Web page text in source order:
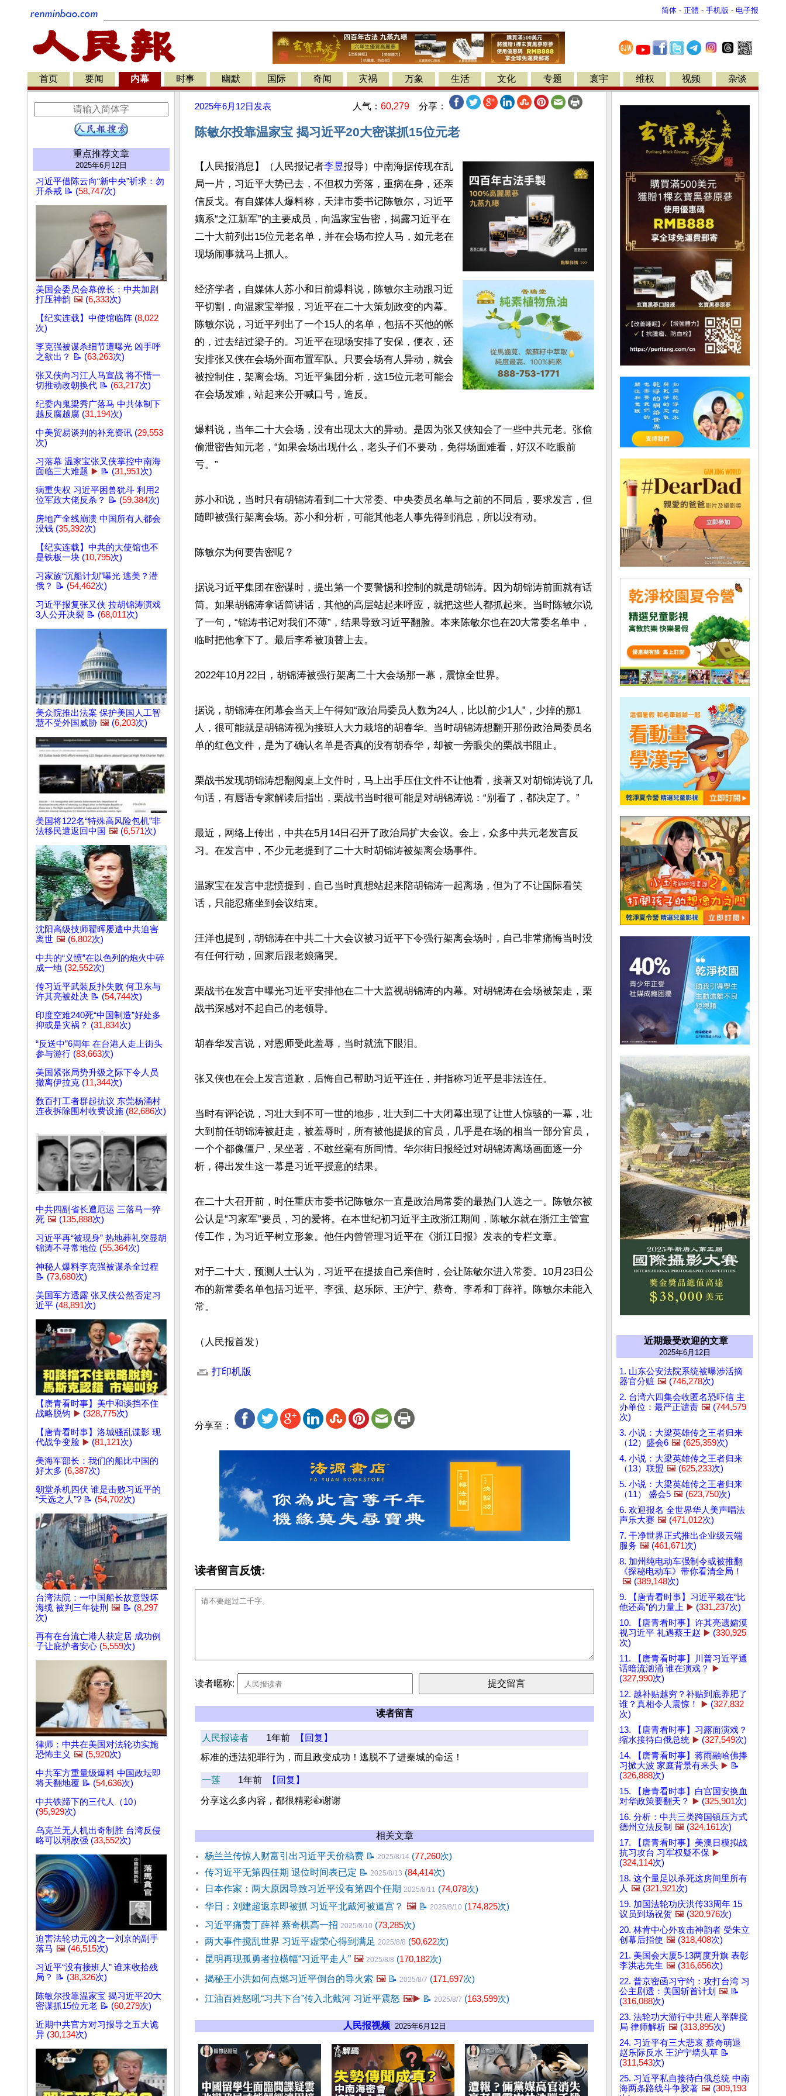
简体 - 正體 - 手机版 - 电子报
首页 要闻 内幕 时事 幽默 国际 奇闻 灾祸 万象 生活 文化 专题 寰宇 维权 视频 杂谈
重点推荐文章
2025年6月12日
习近平借陈云向“新中央”祈求：勿
开杀戒 📝 (58,747次)
美国会委员会幕僚长：中共加剧
打压神韵 🖼️ (6,333次)
【纪实连载】中使馆临阵 (8,022
次)
李克强被谋杀细节遭曝光 凶手呼
之欲出？ 📝 (63,263次)
张又侠向习江人马宣战 将不惜一
切推动改朝换代 📝 (63,217次)
纪委内鬼梁秀广落马 中共体制下
越反腐越腐 (31,194次)
中美贸易谈判的补充资讯 (29,553
次)
习落幕 温家宝张又侠掌控中南海
面临三大难题 ▶️ 📝 (31,951次)
病重失权 习近平困兽犹斗 利用2
位军政大佬反杀？ 📝 (59,384次)
房地产全线崩溃 中国所有人都会
没钱 (35,392次)
【纪实连载】中共的大使馆也不
是铁板一块 (10,795次)
习家族“沉船计划”曝光 逃美？潜
俄？ 📝 (54,462次)
习近平报复张又侠 拉胡锦涛演戏
3人公开决裂 📝 (68,011次)
美众院推出法案 保护美国人工智
慧不受外国威胁 🖼️ (6,203次)
美国将122名“特殊高风险包机”非
法移民遣返回中国 🖼️ (6,571次)
沈阳高级技师翟晖屡遭中共迫害
离世 🖼️ (6,802次)
中共的“义愤”在以色列的炮火中碎
成一地 (32,552次)
传习近平武装反扑失败 何卫东与
许其亮被处决 📝 (54,744次)
印度空难240死“中国制造”好处多
抑或是灾祸？ (31,834次)
“反送中”6周年 在台港人走上街头
参与游行 (83,663次)
美国紧张局势升级之际下令人员
撤离伊拉克 (11,344次)
数百打工者群起抗议 东莞杨涌村
连夜拆除围村收费设施 (82,686次)
中共四副省长遭厄运 三落马一猝
死 🖼️ (135,888次)
习近平再“被现身” 热地葬礼突显胡
锦涛不寻常地位 (55,364次)
神秘人爆料李克强被谋杀全过程
📝 (73,680次)
美国军方透露 张又侠公然否定习
近平 (48,891次)
【唐青看时事】美中和谈挡不住
战略脱钩 ▶️ (328,775次)
【唐青看时事】洛城骚乱谍影 现
代战争变脸 ▶️ (81,121次)
美海军部长：我们的船比中国的
好太多 (6,387次)
朝堂杀机四伏 谁是击败习近平的
“天选之人”? 📝 (54,702次)
台湾法院：一中国船长故意毁坏
海缆 被判三年徒刑 🖼️ 📝 (8,297
次)
再有在台流亡港人获定居 成功例
子让庇护者安心 (5,559次)
律师：中共在美国对法轮功实施
恐怖主义 🖼️ (5,920次)
中共军方重量级爆料 中国政坛即
将天翻地覆 📝 (54,636次)
中共铁蹄下的三代人（10）
(95,929次)
乌克兰无人机出奇制胜 台湾反侵
略可以弱敌强 (33,552次)
迫害法轮功元凶之一刘京的副手
落马 🖼️ (46,515次)
习近平“没有接班人” 谁来收拾残
局？ 📝 (38,326次)
陈敏尔投靠温家宝 揭习近平20大
密谋抓15位元老 📝 (60,279次)
近期中共官方对习报导之五大诡
异 (30,134次)
2025年6月12日 发表 人气： 60,279 分享：
陈敏尔投靠温家宝 揭习近平20大密谋抓15位元老
【人民报消息】（人民报记者李昱报导）中南海据传现在乱
局一片，习近平大势已去，不但权力旁落，重病在身，还亲
信反戈。有自媒体人爆料称，天津市委书记陈敏尔，习近平
嫡系“之江新军”的主要成员，向温家宝告密，揭露习近平在
二十大前列出15位元老名单，并在会场布控人马，如元老在
现场闹事就马上抓人。
经济学者，自媒体人苏小和日前爆料说，陈敏尔主动跟习近
平切割，向温家宝举报，习近平在二十大策划政变的内幕。
陈敏尔说，习近平列出了一个15人的名单，包括不买他的帐
的，过去结过梁子的。习近平在现场安排了安保，便衣，还
安排张又侠在会场外面布置军队。只要会场有人异动，就会
被控制住，架离会场。习近平集团分析，这15位元老可能会
在会场发难，站起来公开喊口号，造反。
爆料说，当年二十大会场，没有出现太大的异动。是因为张又侠知会了一些中共元老。张偷
偷泄密告知元老，“如果会场出现什么，老头子们不要动，免得场面难看，好汉不吃眼前
亏。”
苏小和说，当时只有胡锦涛看到二十大常委、中央委员名单与之前的不同后，要求发言，但
随即被强行架离会场。苏小和分析，可能其他老人事先得到消息，所以没有动。
陈敏尔为何要告密呢？
据说习近平集团在密谋时，提出第一个要警惕和控制的就是胡锦涛。因为胡锦涛前面就有话
筒。如果胡锦涛拿话筒讲话，其他的高层站起来呼应，就把这些人都抓起来。当时陈敏尔说
了一句，“锦涛书记对我们不薄”，结果导致习近平翻脸。本来陈敏尔也在20大常委名单中，
临时把他拿下了。最后李希被顶替上去。
2022年10月22日，胡锦涛被强行架离二十大会场那一幕，震惊全世界。
据说，胡锦涛在闭幕会当天上午得知“政治局委员人数为24人，比以前少1人”，少掉的那1
人，很可能就是胡锦涛视为接班人大力栽培的胡春华。当时胡锦涛想翻开那份政治局委员名
单的红色文件，是为了确认名单是否真的没有胡春华，却被一旁眼尖的栗战书阻止。
栗战书发现胡锦涛想翻阅桌上文件时，马上出手压住文件不让他看，接著又对胡锦涛说了几
句话，有唇语专家解读后指出，栗战书当时很可能是对胡锦涛说：“别看了，都决定了。”
最近，网络上传出，中共在5月14日召开了政治局扩大会议。会上，众多中共元老发言反
习。在发言中，不少元老提到了二十大时胡锦涛被架离会场事件。
温家宝在发言中悲愤提到，自己当时真想站起来陪胡锦涛一起离场，但为了不让国际看笑
话，只能忍痛坐到会议结束。
汪洋也提到，胡锦涛在中共二十大会议被习近平下令强行架离会场时，自己非常痛悔当时没
有任何行动，回家后跟老娘痛哭。
栗战书在发言中曝光习近平安排他在二十大监视胡锦涛的内幕。对胡锦涛在会场被架走，栗
战书深感对不起自己的老领导。
胡春华发言说，对恩师受此羞辱，当时就流下眼泪。
张又侠也在会上发言道歉，后悔自己帮助习近平连任，并指称习近平是非法连任。
当时有评论说，习壮大到不可一世的地步，壮大到二十大闭幕出现了让世人惊骇的一幕，壮
大到前任胡锦涛被赶走，被羞辱时，所有被他提拔的官员，几乎是在场的相当一部分官员，
一个个都像僵尸，呆坐著，不敢丝毫有所同情。华尔街日报经过对胡锦涛离场画面逐一分
析，得出发生这一幕是习近平授意的结果。
在二十大召开前，时任重庆市委书记陈敏尔一直是政治局常委的最热门人选之一。陈敏尔被
公认是“习家军”要员，习的爱将。在本世纪初习近平主政浙江期间，陈敏尔就在浙江主管宣
传工作，为习近平树立形象。他任内曾管理习近平在《浙江日报》发表的专栏文章。
对于二十大，预测人士认为，习近平在提拔自己亲信时，会让陈敏尔进入常委。10月23日公
布的新常委名单包括习近平、李强、赵乐际、王沪宁、蔡奇、李希和丁薛祥。陈敏尔未能入
常。
（人民报首发）
打印机版
分享至：
读者留言反馈:
读者暱称:
读者留言
人民报读者 1年前
【回复】
标准的违法犯罪行为，而且政变成功！逃脱不了进秦城的命运！
一莲 1年前 【回复】
分享这么多内容，都很精彩👍谢谢
相关文章
杨兰兰传惊人财富引出习近平天价稿费 📝 2025/8/14 (77,260次)
传习近平无第四任期 退位时间表已定 📝 2025/8/13 (84,414次)
日本作家：两大原因导致习近平没有第四个任期 2025/8/11 (74,078次)
华日：刘建超返京即被抓 习近平北戴河被逼宫？ 🖼️ 📝 2025/8/10 (174,825次)
习近平痛责丁薛祥 蔡奇棋高一招 2025/8/10 (73,285次)
两大事件搅乱世界 习近平虚荣心得到满足 2025/8/8 (50,622次)
昆明再现孤勇者拉横幅“习近平走人” 🖼️ 2025/8/8 (170,182次)
揭秘王小洪如何点燃习近平倒台的导火索 🖼️ 📝 2025/8/7 (171,697次)
江油百姓怒吼“习共下台”传入北戴河 习近平震怒 🖼️▶️ 📝 2025/8/7 (163,599次)
人民报视频 2025年6月12日
近期最受欢迎的文章
2025年6月12日
1. 山东公安法院系统被曝涉活摘
器官分赃 🖼️ (746,278次)
2. 台湾六四集会收匿名恐吓信 主
办单位：最严正谴责 🖼️ (744,579
次)
3. 小说：大梁英雄传之王者归来
（12）盛会6 🖼️ (625,359次)
4. 小说：大梁英雄传之王者归来
（13）联盟 🖼️ (625,233次)
5. 小说：大梁英雄传之王者归来
（11） 盛会5 🖼️ (623,750次)
6. 欢迎报名 全世界华人美声唱法
声乐大赛 🖼️ (471,012次)
7. 干净世界正式推出企业级云端
服务 🖼️ (461,671次)
8. 加州纯电动车强制令或被推翻
《探秘电动车》带你看清全局！
🖼️ (389,148次)
9. 【唐青看时事】习近平栽在“比
他还高”的力量上 ▶️ (331,237次)
10. 【唐青看时事】许其亮遗孀漠
视习近平 礼遇蔡王赵 ▶️ (330,925
次)
11. 【唐青看时事】川普习近平通
话暗流汹涌 谁在演戏？
▶️
(327,990次)
12. 越补贴越穷？补贴到底养肥了
谁？真相令人震惊！
▶️ (327,832
次)
13. 【唐青看时事】习露面演戏？
缩水接待白俄总统 ▶️ (327,549次)
14. 【唐青看时事】蒋雨融哈佛捧
习掀大波 家庭背景有来头 ▶️ 📝
(326,888次)
15. 【唐青看时事】白宫国安换血
对华政策要翻天？
▶️ (325,901次)
16. 分析：中共三类跨国镇压方式
德州立法反制 🖼️ (324,161次)
17. 【唐青看时事】美澳日模拟战
抗习攻台 习军权疑不保 ▶️
(324,114次)
18. 这个量足以杀死这房间里所有
人 🖼️ (321,921次)
19. 加国法轮功庆洪传33周年 15
议员到场祝贺 🖼️ (320,976次)
20. 林肯中心外攻击神韵者 受朱立
创幕后指使 🖼️ (318,408次)
21. 美国会大厦5‧13两度升旗 表彰
李洪志先生 🖼️ (316,656次)
22. 普京密函习守约：攻打台湾 习
公主剧透：美国斩首计划 🖼️ 📝
(316,088次)
23. 法轮功大游行中共雇人举牌搅
局 律师解析 🖼️ (313,895次)
24. 习近平有三大悲哀 蔡奇萌退
赵乐际反水 王沪宁墙头草 📝
(311,543次)
25. 习近平私自接待白俄总统 中南
海两条路线斗争胶著 🖼️ (309,193